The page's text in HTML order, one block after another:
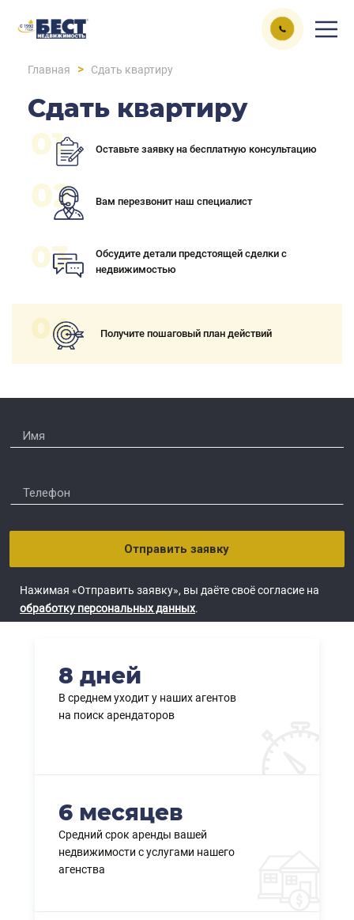
Главная > Сдать квартиру
Сдать квартиру
Оставьте заявку на бесплатную консультацию
Вам перезвонит наш специалист
Обсудите детали предстоящей сделки с
недвижимостью
Получите пошаговый план действий
Отправить заявку
Нажимая «Отправить заявку», вы даёте своё согласие на
обработку персональных данных.
8 дней
В среднем уходит у наших агентов
на поиск арендаторов
6 месяцев
Средний срок аренды вашей
недвижимости с услугами нашего
агенства